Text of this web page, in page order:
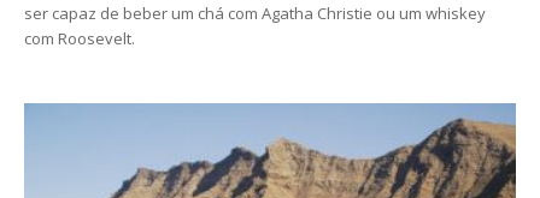
ser capaz de beber um chá com Agatha Christie ou um whiskey
com Roosevelt.